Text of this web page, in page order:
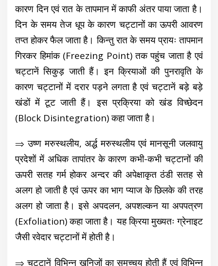
कारण दिन एवं रात के तापमान में काफी अंतर पाया जाता है।
दिन के समय तेज धूप के कारण चट्टानों का ऊपरी आवरण
तप्त होकर फैल जाता है। किन्तु रात के समय प्रायः तापमान
गिरकर हिमांक (Freezing Point) तक पहुंच जाता है एवं
चट्टानें सिकुड़ जाती हैं। इन क्रियाओं की पुनरावृति के
कारण चट्टानों में दरार पड़ने लगता है एवं चट्टानें बड़े बड़े
खंडों में टूट जाती हैं। इस प्रक्रिया को खंड विच्छेदन
(Block Disintegration) कहा जाता है।
⇒ उष्ण मरुस्थलीय, अर्द्ध मरुस्थलीय एवं मानसूनी जलवायु
प्रदेशों में अधिक तापांतर के कारण कभी-कभी चट्टानों की
ऊपरी सतह गर्म होकर अन्दर की अपेक्षाकृत ठंडी सतह से
अलग हो जाती है एवं ऊपर का भाग प्याज के छिलके की तरह
अलग हो जाता है। इसे अपदलन, अपशल्कन या अपपत्रण
(Exfoliation) कहा जाता है। यह क्रिया मुख्यतः ग्रेनाइट
जैसी रवेदार चट्टानों में होती है।
⇒ चट्टानें विभिन्न खनिजों का समुच्चय होती हैं एवं विभिन्न